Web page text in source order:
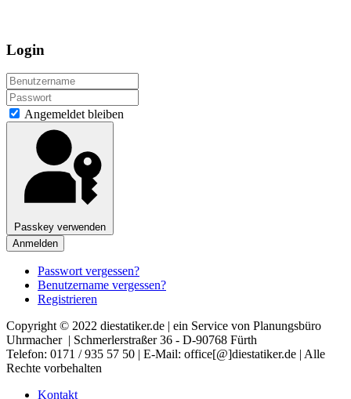
Login
Angemeldet bleiben
Passkey verwenden
Anmelden
Passwort vergessen?
Benutzername vergessen?
Registrieren
Copyright © 2022 diestatiker.de | ein Service von Planungsbüro
Uhrmacher | Schmerlerstraßer 36 - D-90768 Fürth
Telefon: 0171 / 935 57 50 | E-Mail: office[@]diestatiker.de | Alle
Rechte vorbehalten
Kontakt